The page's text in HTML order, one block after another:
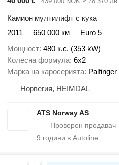
Камион мултилифт с кука
2011
650 000 км
Euro 5
Мощност 480 к.с. (353 kW)
Колесна формула 6x2
Марка на каросерията Palfinger
Норвегия, HEIMDAL
ATS Norway AS
9 години в Autoline